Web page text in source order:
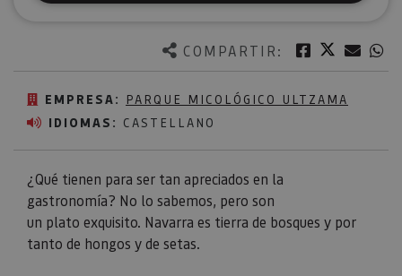
COMPARTIR: Facebook
Twitter
EMPRESA: PARQUE MICOLÓGICO ULTZAMA
IDIOMAS: CASTELLANO
¿Qué tienen para ser tan apreciados en la
gastronomía? No lo sabemos, pero son
un plato exquisito. Navarra es tierra de bosques y por
tanto de hongos y de setas.